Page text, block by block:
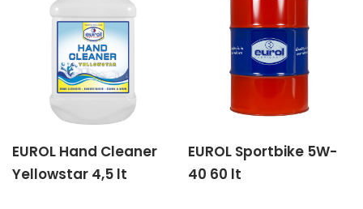
EUROL Hand Cleaner
Yellowstar 4,5 lt
EUROL Sportbike 5W-
40 60 lt